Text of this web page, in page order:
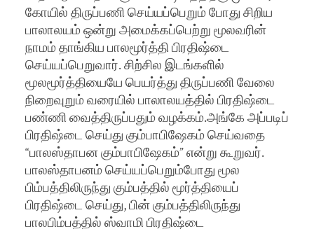
கோயில் திருப்பணி செய்யப்பெறும் போது சிறிய
பாலாலயம் ஒன்று அமைக்கப்பெற்று மூலவரின்
நாமம் தாங்கிய பாலமூர்த்தி பிரதிஷ்டை
செய்யப்பெறுவார். சிற்சில இடங்களில்
மூலமூர்த்தியையே பெயர்த்து திருப்பணி வேலை
நிறைவுறும் வரையில் பாலாலயத்தில் பிரதிஷ்டை
பண்ணி வைத்திருப்பதும் வழக்கம்.அங்கே அப்படிப்
பிரதிஷ்டை செய்து கும்பாபிஷேகம் செய்வதை
“பாலஸ்தாபன கும்பாபிஷேகம்” என்று கூறுவர்.
பாலஸ்தாபனம் செய்யப்பெறும்போது மூல
பிம்பத்திலிருந்து கும்பத்தில் மூர்த்தியைப்
பிரதிஷ்டை செய்து, பின் கும்பத்திலிருந்து
பாலபிம்பத்தில் ஸ்வாமி பிரதிஷ்டை